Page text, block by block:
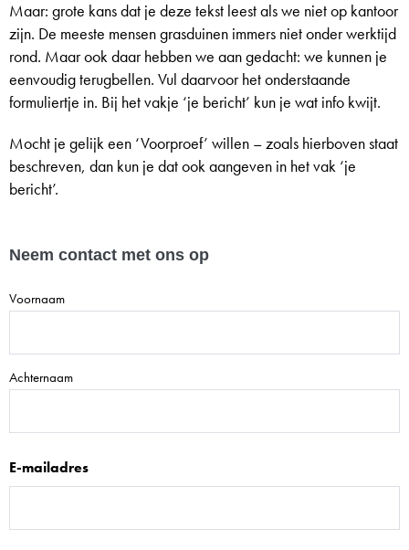
Maar: grote kans dat je deze tekst leest als we niet op kantoor
zijn. De meeste mensen grasduinen immers niet onder werktijd
rond. Maar ook daar hebben we aan gedacht: we kunnen je
eenvoudig terugbellen. Vul daarvoor het onderstaande
formuliertje in. Bij het vakje ‘je bericht’ kun je wat info kwijt.
Mocht je gelijk een ‘Voorproef’ willen – zoals hierboven staat
beschreven, dan kun je dat ook aangeven in het vak ‘je
bericht’.
Neem contact met ons op
Naam
Voornaam
Achternaam
E-mailadres